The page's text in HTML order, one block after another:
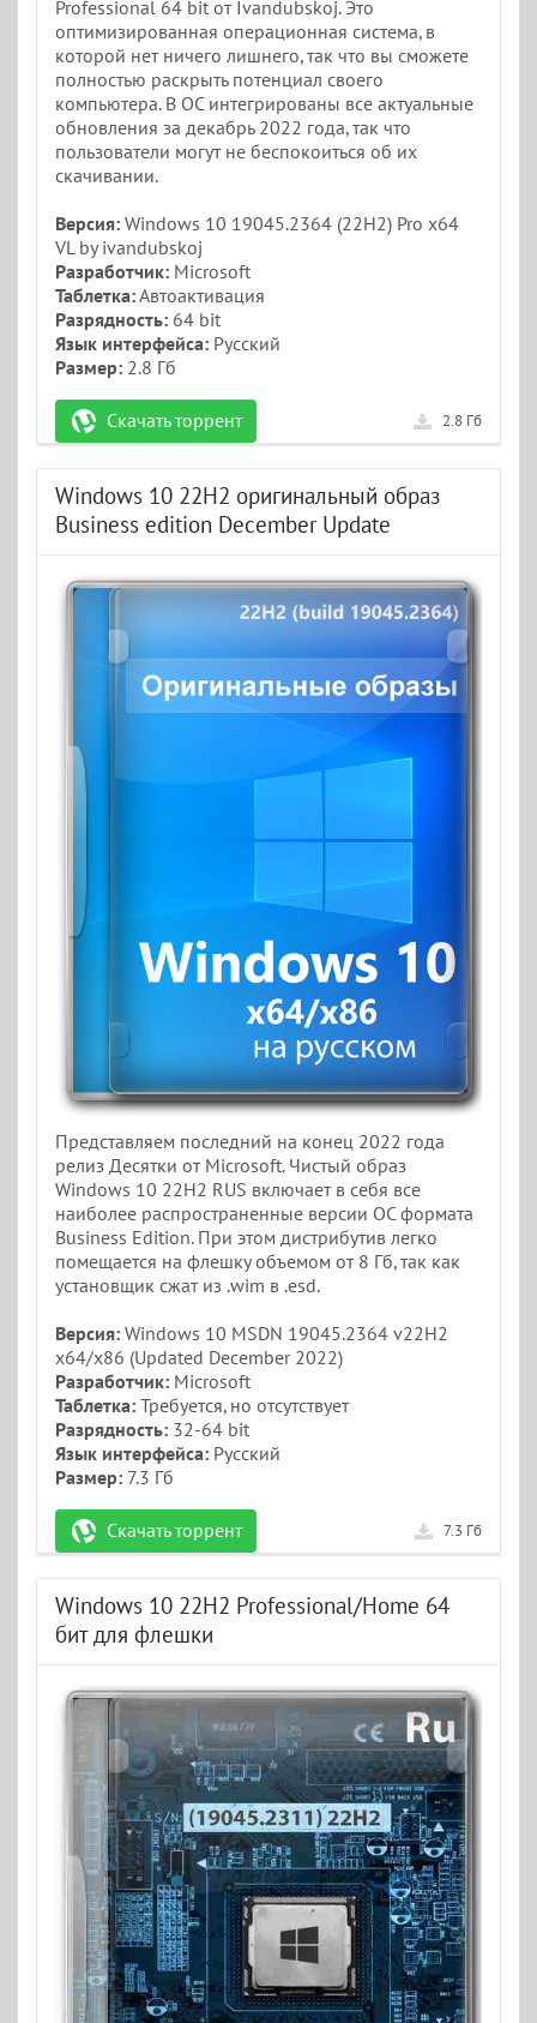
Professional 64 bit от Ivandubskoj. Это
оптимизированная операционная система, в
которой нет ничего лишнего, так что вы сможете
полностью раскрыть потенциал своего
компьютера. В ОС интегрированы все актуальные
обновления за декабрь 2022 года, так что
пользователи могут не беспокоиться об их
скачивании.
Версия: Windows 10 19045.2364 (22H2) Pro x64
VL by ivandubskoj
Разработчик: Microsoft
Таблетка:Автоактивация
Разрядность: 64 bit
Язык интерфейса: Русский
Размер: 2.8 Гб
Скачать торрент 2.8 Гб
Windows 10 22H2 оригинальный образ
Business edition December Update
Представляем последний на конец 2022 года
релиз Десятки от Microsoft. Чистый образ
Windows 10 22H2 RUS включает в себя все
наиболее распространенные версии ОС формата
Business Edition. При этом дистрибутив легко
помещается на флешку объемом от 8 Гб, так как
установщик сжат из .wim в .esd.
Версия: Windows 10 MSDN 19045.2364 v22H2
x64/x86 (Updated December 2022)
Разработчик: Microsoft
Таблетка: Требуется, но отсутствует
Разрядность: 32-64 bit
Язык интерфейса: Русский
Размер: 7.3 Гб
Скачать торрент 7.3 Гб
Windows 10 22H2 Professional/Home 64
бит для флешки